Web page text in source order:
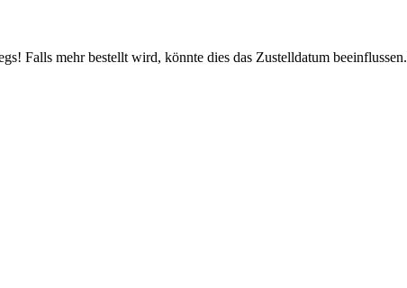
Falls mehr bestellt wird, könnte dies das Zustelldatum beeinflussen.